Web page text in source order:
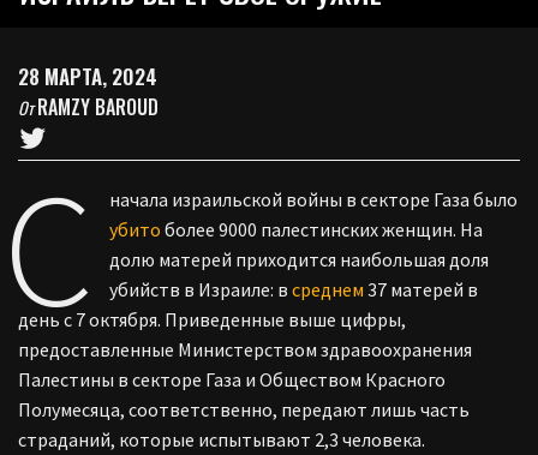
28 МАРТА, 2024
ОтRAMZY BAROUD
С
начала израильской войны в секторе Газа было
убито более 9000 палестинских женщин. На
долю матерей приходится наибольшая доля
убийств в Израиле: всреднем 37 матерей в
день с 7 октября. Приведенные выше цифры,
предоставленные Министерством здравоохранения
Палестины в секторе Газа и Обществом Красного
Полумесяца, соответственно, передают лишь часть
страданий, которые испытывают 2,3 человека.